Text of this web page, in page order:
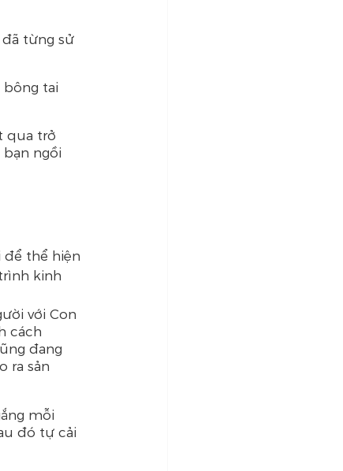
từng sử
bông tai
qua trở
ngồi
để thể hiện
kinh
với Con
cách
đang
ra sản
mỗi
đó tự cải